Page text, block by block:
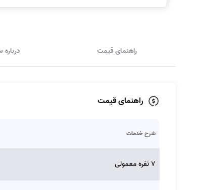
راهنمای قیمت
راهنمای قیمت
شرح خدمات
7 نفره معمولی